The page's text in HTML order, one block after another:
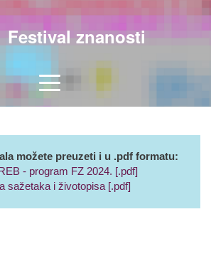
Festival znanosti
možete preuzeti i u .pdf formatu:
- program FZ 2024. [.pdf]
sažetaka i životopisa [.pdf]